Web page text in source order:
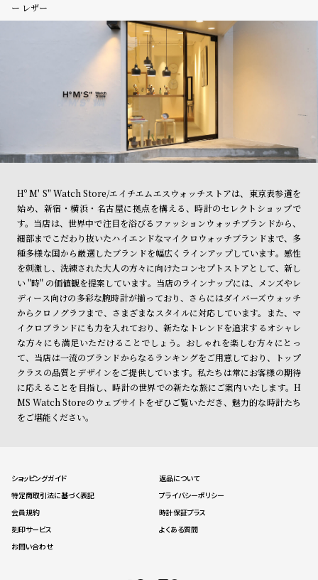
ー レザー
Hº M' S" Watch Store/エイチエムエスウォッチストアは、東京表参道を
始め、新宿・横浜・名古屋に拠点を構える、時計のセレクトショップで
す。当店は、世界中で注目を浴びるファッションウォッチブランドから、
細部までこだわり抜いたハイエンドなマイクロウォッチブランドまで、多
種多様な国から厳選したブランドを幅広くラインアップしています。感性
を刺激し、洗練された大人の方々に向けたコンセプトストアとして、新し
い "時" の価値観を提案しています。当店のラインナップには、メンズやレ
ディース向けの多彩な腕時計が揃っており、さらにはダイバーズウォッチ
からクロノグラフまで、さまざまなスタイルに対応しています。また、マ
イクロブランドにも力を入れており、新たなトレンドを追求するオシャレ
な方々にも満足いただけることでしょう。おしゃれを楽しむ方々にとっ
て、当店は一流のブランドからなるランキングをご用意しており、トップ
クラスの品質とデザインをご提供しています。私たちは常にお客様の期待
に応えることを目指し、時計の世界での新たな旅にご案内いたします。H
MS Watch Storeのウェブサイトをぜひご覧いただき、魅力的な時計たち
をご堪能ください。
ショッピングガイド
返品について
特定商取引法に基づく表記
プライバシーポリシー
会員規約
時計保証プラス
刻印サービス
よくある質問
お問い合わせ